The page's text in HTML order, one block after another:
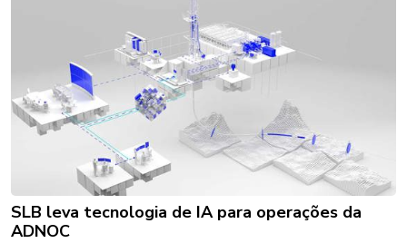
SLB leva tecnologia de IA para operações da
ADNOC